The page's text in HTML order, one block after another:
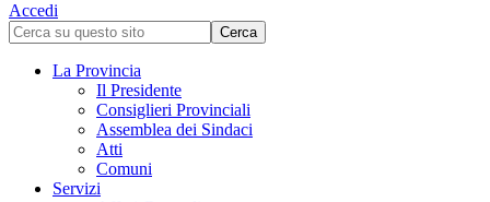
Accedi
La Provincia
Il Presidente
Consiglieri Provinciali
Assemblea dei Sindaci
Atti
Comuni
Servizi